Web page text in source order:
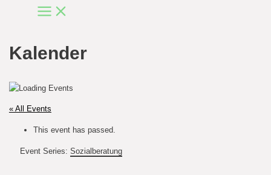
Main
Menu
Kalender
« All Events
This event has passed.
Event Series: Sozialberatung